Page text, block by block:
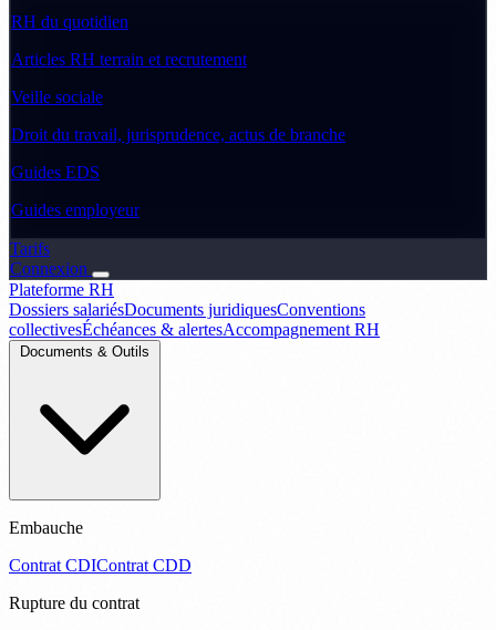
RH du quotidien
Articles RH terrain et recrutement
Veille sociale
Droit du travail, jurisprudence, actus de branche
Guides EDS
Guides employeur
Tarifs
Connexion
Plateforme RH
Dossiers salariésDocuments juridiquesConventions
collectivesÉchéances & alertesAccompagnement RH
Embauche
Contrat CDIContrat CDD
Rupture du contrat